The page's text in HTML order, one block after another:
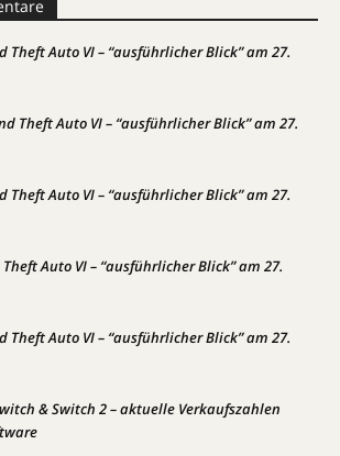
Theft Auto VI – “ausführlicher Blick” am 27.
Theft Auto VI – “ausführlicher Blick” am 27.
Theft Auto VI – “ausführlicher Blick” am 27.
Auto VI – “ausführlicher Blick” am 27.
Theft Auto VI – “ausführlicher Blick” am 27.
& Switch 2 – aktuelle Verkaufszahlen